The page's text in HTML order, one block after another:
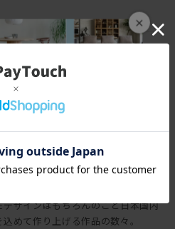
×
ジャパンコレクション
Rigna
ザインはもちろんのこと日本国内
めて作り上げる作品の数々。